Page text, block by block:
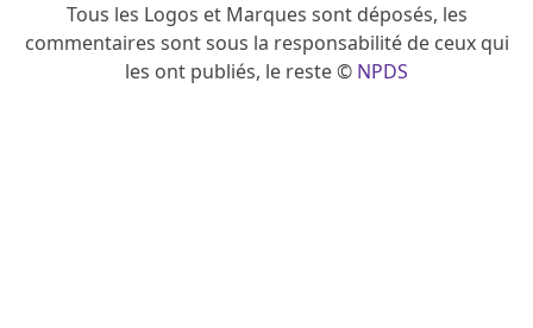
Tous les Logos et Marques sont déposés, les
commentaires sont sous la responsabilité de ceux qui
les ont publiés, le reste © NPDS